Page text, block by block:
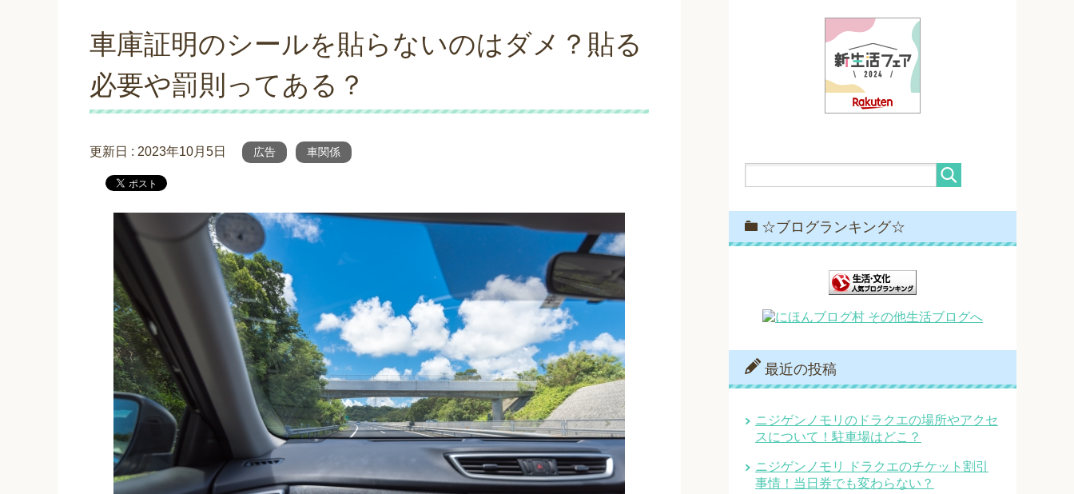
車庫証明のシールを貼らないのはダメ？貼る
必要や罰則ってある？
更新日 : 2023年10月5日 広告 車関係
☆ブログランキング☆
最近の投稿
ニジゲンノモリのドラクエの場所やアクセ
スについて！駐車場はどこ？
ニジゲンノモリ ドラクエのチケット割引
事情！当日券でも変わらない？